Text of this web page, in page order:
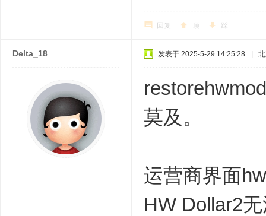
回复 顶 踩
Delta_18 发表于 2025-5-29 14:25:28
莫及。
运营商界面
HW Dollar2